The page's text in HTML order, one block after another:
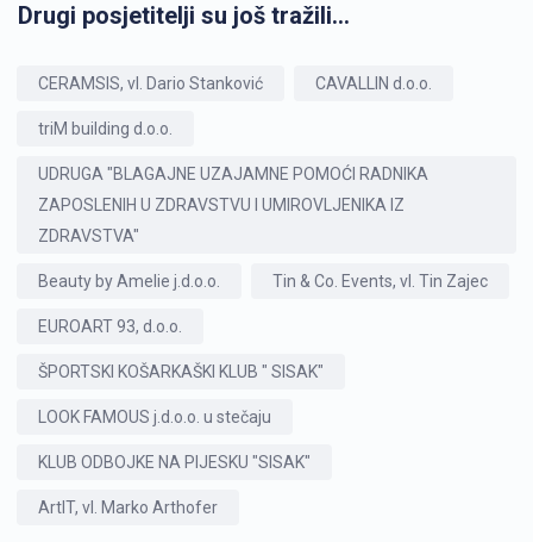
Drugi posjetitelji su još tražili...
CERAMSIS, vl. Dario Stanković CAVALLIN d.o.o.
triM building d.o.o.
UDRUGA "BLAGAJNE UZAJAMNE POMOĆI RADNIKA
ZAPOSLENIH U ZDRAVSTVU I UMIROVLJENIKA IZ
ZDRAVSTVA"
Beauty by Amelie j.d.o.o. Tin & Co. Events, vl. Tin Zajec
EUROART 93, d.o.o.
ŠPORTSKI KOŠARKAŠKI KLUB " SISAK"
LOOK FAMOUS j.d.o.o. u stečaju
KLUB ODBOJKE NA PIJESKU "SISAK"
ArtIT, vl. Marko Arthofer